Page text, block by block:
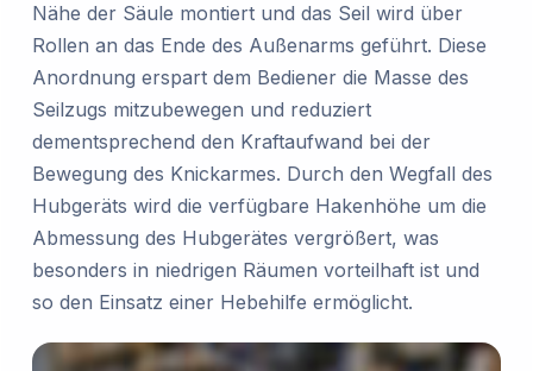
Nähe der Säule montiert und das Seil wird über
Rollen an das Ende des Außenarms geführt. Diese
Anordnung erspart dem Bediener die Masse des
Seilzugs mitzubewegen und reduziert
dementsprechend den Kraftaufwand bei der
Bewegung des Knickarmes. Durch den Wegfall des
Hubgeräts wird die verfügbare Hakenhöhe um die
Abmessung des Hubgerätes vergrößert, was
besonders in niedrigen Räumen vorteilhaft ist und
so den Einsatz einer Hebehilfe ermöglicht.